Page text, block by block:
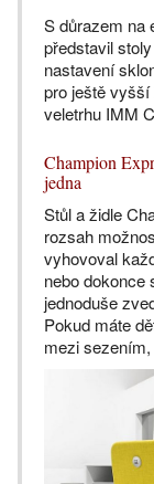
S důrazem na
představil
nastavení
pro ještě
veletrhu IMM
Champion
jedna
Stůl a židle
rozsah
vyhovoval
nebo dokonce
jednoduše
Pokud máte
mezi